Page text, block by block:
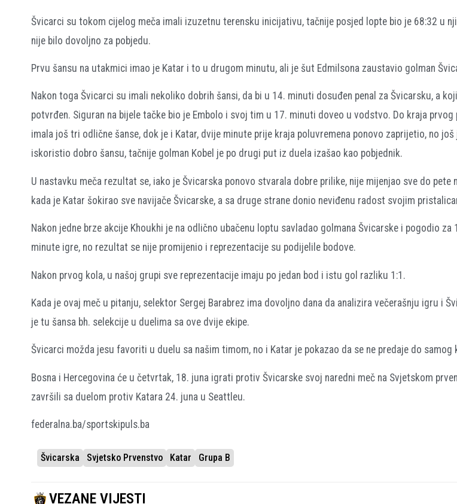
Švicarci su tokom cijelog meča imali izuzetnu terensku inicijativu, tačnije posjed lopte bio je 68:32 u
nije bilo dovoljno za pobjedu.
Prvu šansu na utakmici imao je Katar i to u drugom minutu, ali je šut Edmilsona zaustavio golman
Nakon toga Švicarci su imali nekoliko dobrih šansi, da bi u 14. minuti dosuđen penal za Švicarsku, a
potvrđen. Siguran na bijele tačke bio je Embolo i svoj tim u 17. minuti doveo u vodstvo. Do kraja prvog
imala još tri odlične šanse, dok je i Katar, dvije minute prije kraja poluvremena ponovo zaprijetio, no
iskoristio dobro šansu, tačnije golman Kobel je po drugi put iz duela izašao kao pobjednik.
U nastavku meča rezultat se, iako je Švicarska ponovo stvarala dobre prilike, nije mijenjao sve do pete
kada je Katar šokirao sve navijače Švicarske, a sa druge strane donio neviđenu radost svojim
Nakon jedne brze akcije Khoukhi je na odlično ubačenu loptu savladao golmana Švicarske i pogodio
minute igre, no rezultat se nije promijenio i reprezentacije su podijelile bodove.
Nakon prvog kola, u našoj grupi sve reprezentacije imaju po jedan bod i istu gol razliku 1:1.
Kada je ovaj meč u pitanju, selektor Sergej Barabrez ima dovoljno dana da analizira večerašnju igru i
je tu šansa bh. selekcije u duelima sa ove dvije ekipe.
Švicarci možda jesu favoriti u duelu sa našim timom, no i Katar je pokazao da se ne predaje do samog
Bosna i Hercegovina će u četvrtak, 18. juna igrati protiv Švicarske svoj naredni meč na Svjetskom
završili sa duelom protiv Katara 24. juna u Seattleu.
federalna.ba/sportskipuls.ba
Švicarska Svjetsko Prvenstvo Katar Grupa B
VEZANE VIJESTI